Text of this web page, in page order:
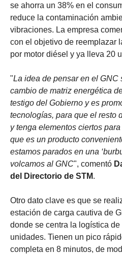
se ahorra un 38% en el
reduce la contaminación
vibraciones. La empresa
con el objetivo de reemplazar
por motor diésel y ya lleva 20
"La idea de pensar en el GNC
cambio de matriz energética
testigo del Gobierno y es
tecnologías, para que el resto
y tenga elementos ciertos
que es un producto
estamos parados en una
volcamos al GNC", comentó
del Directorio de STM.
Otro dato clave es que se
estación de carga cautiva de
donde se centra la logística
unidades. Tienen un pico
completa en 8 minutos, de